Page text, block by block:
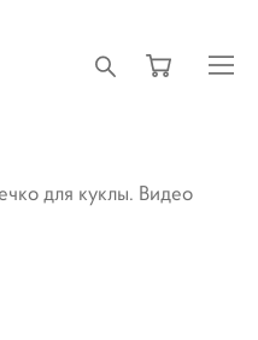
для куклы. Видео